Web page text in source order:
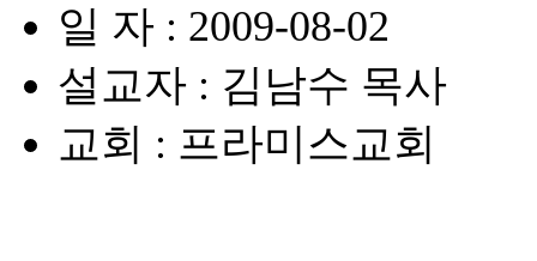
일 자 : 2009-08-02
설교자 : 김남수 목사
교회 : 프라미스교회